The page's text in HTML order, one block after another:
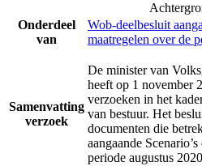
Onderdeel
van
Wob-deelbesluit
maatregelen over de
Samenvatting
verzoek
De minister van
heeft op 1 november
verzoeken in het
van bestuur. Het
documenten die
aangaande
periode augustus